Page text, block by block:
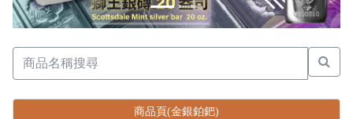
商品頁(金銀鉑鈀)